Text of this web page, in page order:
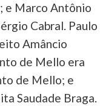
e Marco Antônio
Cabral. Paulo
Amâncio
de Mello era
de Mello; e
Saudade Braga.